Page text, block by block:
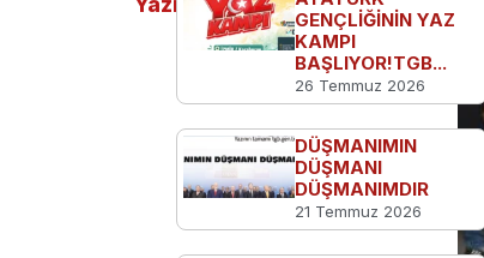
Yazılar
GENÇLİĞİNİN YAZ
KAMPI
BAŞLIYOR!TGB...
26 Temmuz 2026
DÜŞMANIMIN
DÜŞMANI
DÜŞMANIMDIR
21 Temmuz 2026